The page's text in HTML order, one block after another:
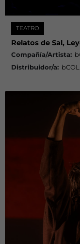
TEATRO
Relatos de Sal,
Compañía/Artista:
Distribuidor/a: